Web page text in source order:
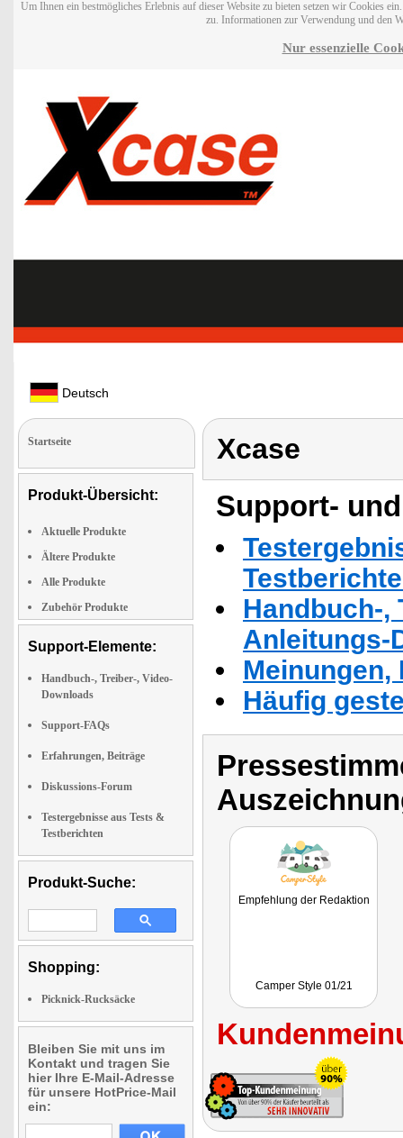
Um Ihnen ein bestmögliches Erlebnis auf dieser Website zu bieten setzen wir Cookies
zu. Informationen zur Verwendung und den
Nur essenzielle
Deutsch
Startseite
Produkt-Übersicht:
Aktuelle Produkte
Ältere Produkte
Alle Produkte
Zubehör Produkte
Support-Elemente:
Handbuch-, Treiber-, Video-
Downloads
Support-FAQs
Erfahrungen, Beiträge
Diskussions-Forum
Testergebnisse aus Tests &
Testberichten
Produkt-Suche:
Shopping:
Picknick-Rucksäcke
Bleiben Sie mit uns im
Kontakt und tragen Sie
hier Ihre E-Mail-Adresse
für unsere HotPrice-Mail
ein:
Xcase
Support-
Handbuch-,
Anleitungs-
Häufig
Empfehlung der Redaktion
Camper Style 01/21